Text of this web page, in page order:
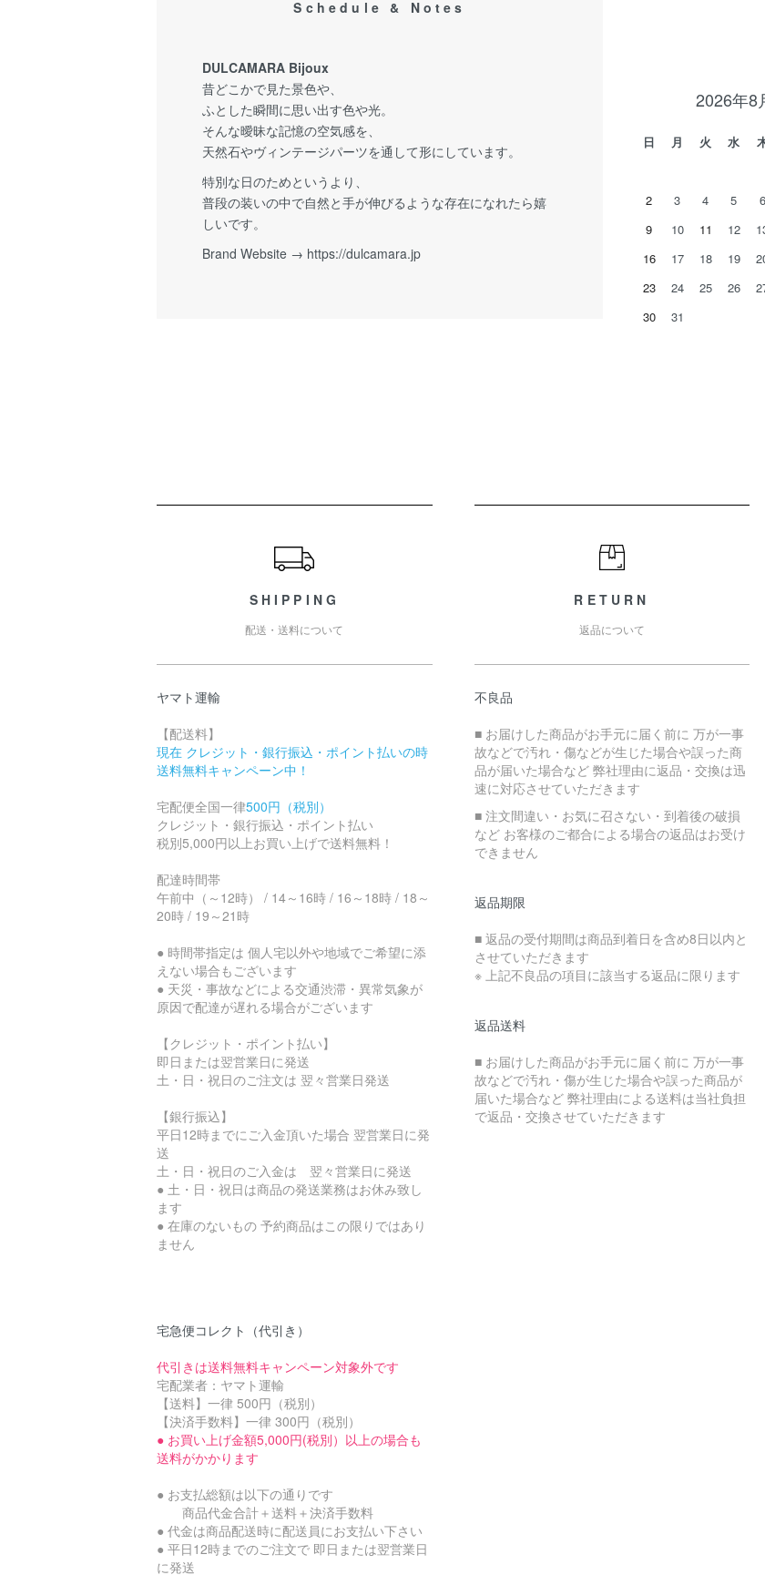
Schedule & Notes
DULCAMARA Bijoux
昔どこかで見た景色や、
ふとした瞬間に思い出す色や光。
そんな曖昧な記憶の空気感を、
天然石やヴィンテージパーツを通して形にしています。
特別な日のためというより、
普段の装いの中で自然と手が伸びるような存在になれたら嬉
しいです。
Brand Website → https://dulcamara.jp
2026年8
日 月 火 水
2
3 4 5 6
9
10 11 12
16
17 18 19
23
24 25 26
30
31
SHIPPING
配送・送料について
ヤマト運輸
【配送料】
現在 クレジット・銀行振込・ポイント払いの時
送料無料キャンペーン中！
宅配便全国一律500円（税別）
クレジット・銀行振込・ポイント払い
税別5,000円以上お買い上げで送料無料！
配達時間帯
午前中（～12時） / 14～16時 / 16～18時 / 18～
20時 / 19～21時
● 時間帯指定は 個人宅以外や地域でご希望に添
えない場合もございます
● 天災・事故などによる交通渋滞・異常気象が
原因で配達が遅れる場合がございます
【クレジット・ポイント払い】
即日または翌営業日に発送
土・日・祝日のご注文は 翌々営業日発送
【銀行振込】
平日12時までにご入金頂いた場合 翌営業日に発
送
土・日・祝日のご入金は 翌々営業日に発送
● 土・日・祝日は商品の発送業務はお休み致し
ます
● 在庫のないもの 予約商品はこの限りではあり
ません
宅急便コレクト（代引き）
代引きは送料無料キャンペーン対象外です
宅配業者：ヤマト運輸
【送料】一律 500円（税別）
【決済手数料】一律 300円（税別）
● お買い上げ金額5,000円(税別）以上の場合も
送料がかかります
● お支払総額は以下の通りです
商品代金合計＋送料＋決済手数料
● 代金は商品配送時に配送員にお支払い下さい
● 平日12時までのご注文で 即日または翌営業日
に発送
RETURN
返品について
不良品
■ お届けした商品がお手元に届く前に 万が一事
故などで汚れ・傷などが生じた場合や誤った商
品が届いた場合など 弊社理由に返品・交換は迅
速に対応させていただきます
■ 注文間違い・お気に召さない・到着後の破損
など お客様のご都合による場合の返品はお受け
できません
返品期限
■ 返品の受付期間は商品到着日を含め8日以内と
させていただきます
※ 上記不良品の項目に該当する返品に限ります
返品送料
■ お届けした商品がお手元に届く前に 万が一事
故などで汚れ・傷が生じた場合や誤った商品が
届いた場合など 弊社理由による送料は当社負担
で返品・交換させていただきます